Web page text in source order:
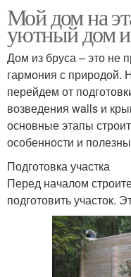
Мой дом на
уютный дом
Дом из бруса – это не
гармония с природой.
перейдем от
возведения walls и
основные этапы
особенности и
Подготовка участка
Перед началом
подготовить участок.